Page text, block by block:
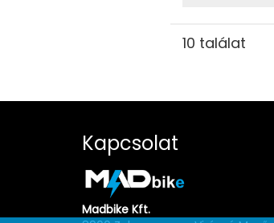
10 találat
Kapcsolat
Madbike Kft.